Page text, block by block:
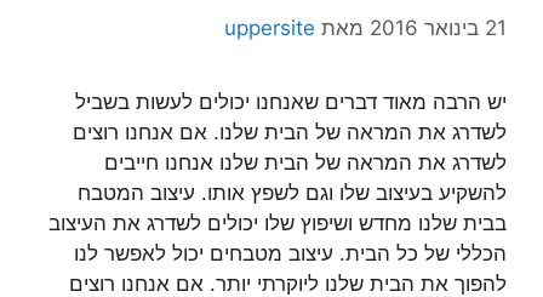
21 בינואר 2016 מאת uppersite
יש הרבה מאוד דברים שאנחנו יכולים לעשות בשביל
לשדרג את המראה של הבית שלנו. אם אנחנו רוצים
לשדרג את המראה של הבית שלנו אנחנו חייבים
להשקיע בעיצוב שלו וגם לשפץ אותו. עיצוב המטבח
בבית שלנו מחדש ושיפוץ שלו יכולים לשדרג את העיצוב
הכללי של כל הבית. עיצוב מטבחים יכול לאפשר לנו
להפוך את הבית שלנו ליוקרתי יותר. אם אנחנו רוצים